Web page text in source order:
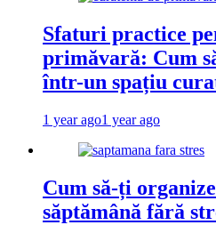
Sfaturi practice
primăvară: Cum
într-un spațiu
1 year ago1 year ago
Cum să-ți
săptămână fără